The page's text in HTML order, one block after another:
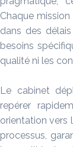
Chaque
dans des
besoins
qualité ni les
Le cabinet
repérer
orientation vers
processus,